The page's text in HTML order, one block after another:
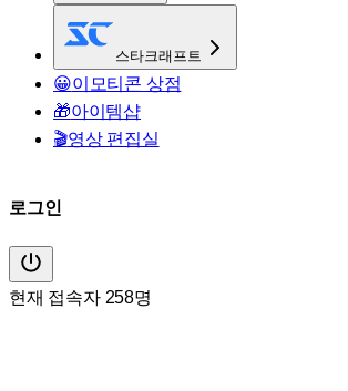
스타크래프트
😀이모티콘 상점
🎁아이템샵
🎬영상 편집실
로그인
현재 접속자 258명